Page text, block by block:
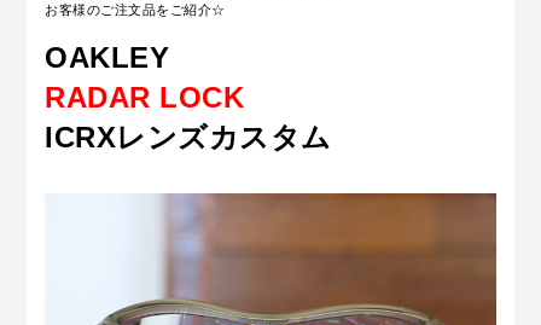
お客様のご注文品をご紹介☆
OAKLEY
RADAR LOCK
ICRXレンズカスタム